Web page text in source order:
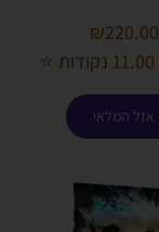
₪220.00
אזל המלאי